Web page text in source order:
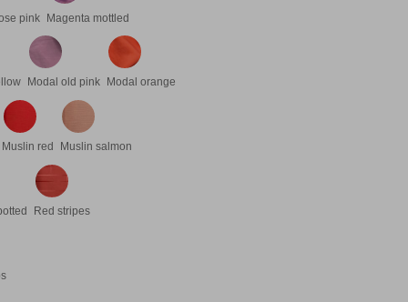
pink Magenta mottled
Modal old pink Modal orange
Muslin red Muslin salmon
Red stripes